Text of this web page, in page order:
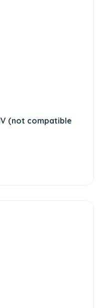
(not compatible